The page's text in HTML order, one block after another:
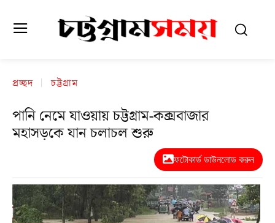
প্রচ্ছদ চট্টগ্রাম
পানি নেমে যাওয়ায় চট্টগ্রাম-কক্সবাজার
মহাসড়কে যান চলাচল শুরু
ফটোকার্ড ডাউনলোড করুন